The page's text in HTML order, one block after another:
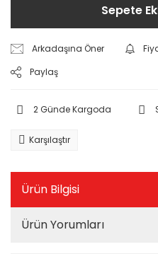
Sepete
Arkadaşına Öner
Paylaş
2 Günde Kargoda
Karşılaştır
Ürün Bilgisi
Ürün Yorumları